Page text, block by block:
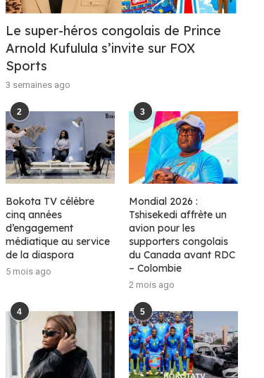
Le super-héros congolais de Prince
Arnold Kufulula s’invite sur FOX
Sports
3 semaines ago
2
Bokota TV célèbre
cinq années
d’engagement
médiatique au service
de la diaspora
5 mois ago
3
Mondial 2026 :
Tshisekedi affrète un
avion pour les
supporters congolais
du Canada avant RDC
– Colombie
2 mois ago
4 5